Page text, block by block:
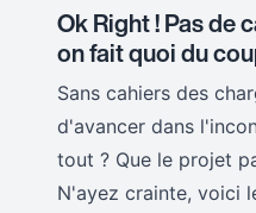
Ok Right ! Pas de
on fait quoi du
Sans cahiers des
d'avancer dans
tout ? Que le projet
N'ayez crainte, voici